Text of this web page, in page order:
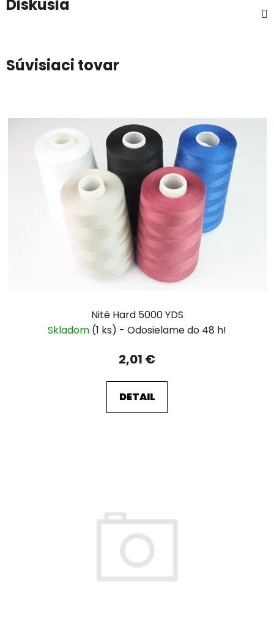
Diskusia
Súvisiaci tovar
Nitě Hard 5000 YDS
Skladom (1 ks)
2,01 €
DETAIL